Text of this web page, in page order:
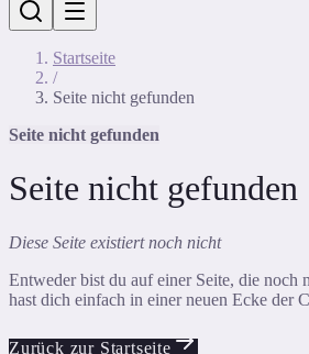
Startseite
/
Seite nicht gefunden
Seite nicht gefunden
Seite nicht gefunden
Diese Seite existiert noch nicht
Entweder bist du auf einer Seite, die noch
hast dich einfach in einer neuen Ecke der
Zurück zur Startseite